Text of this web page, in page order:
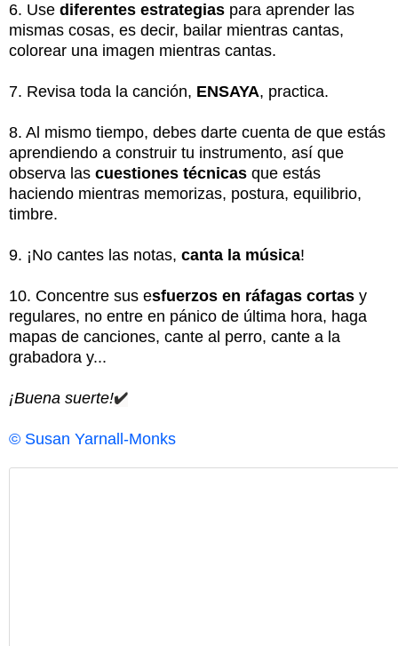
6. Use diferentes estrategias para aprender las
mismas cosas, es decir, bailar mientras cantas,
colorear una imagen mientras cantas.
7. Revisa toda la canción, ENSAYA, practica.
8. Al mismo tiempo, debes darte cuenta de que estás
aprendiendo a construir tu instrumento, así que
observa las cuestiones técnicas que estás
haciendo mientras memorizas, postura, equilibrio,
timbre.
9. ¡No cantes las notas, canta la música!
10. Concentre sus esfuerzos en ráfagas cortas y
regulares, no entre en pánico de última hora, haga
mapas de canciones, cante al perro, cante a la
grabadora y...
¡Buena suerte!✔️
© Susan Yarnall-Monks